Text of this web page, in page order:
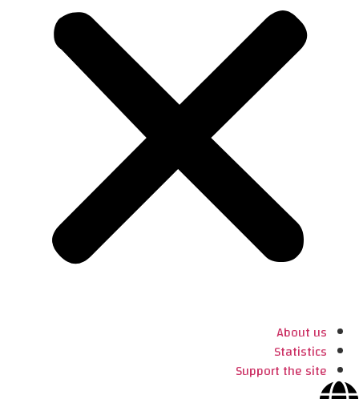
About us
Statistics
Support the site